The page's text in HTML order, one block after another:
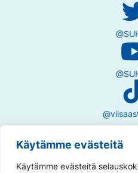
Käytämme evästeitä
Käytämme evästeitä